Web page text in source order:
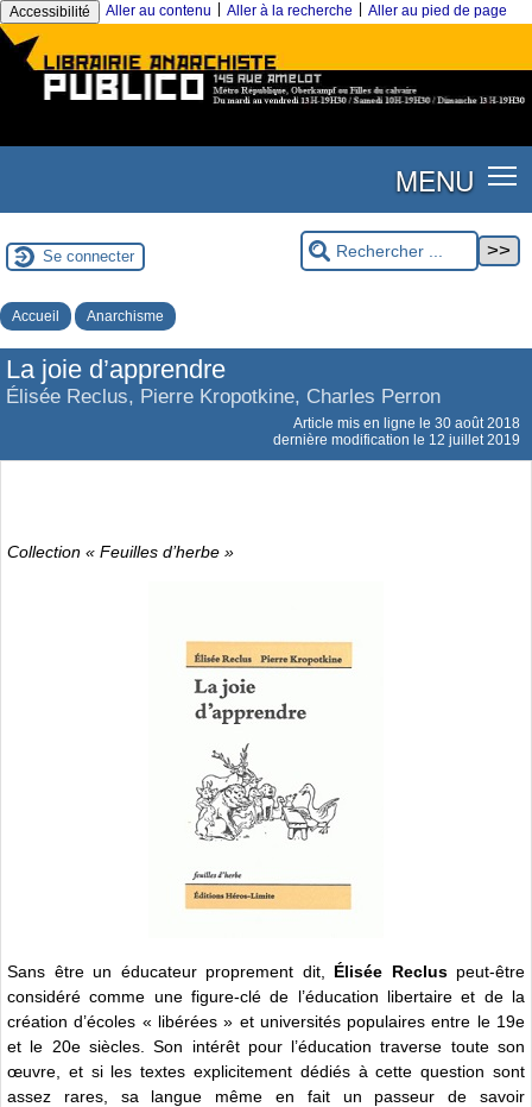
Accessibilité Aller au contenu Aller à la recherche Aller au pied de page
MENU
Se connecter
Accueil Anarchisme
La joie d’apprendre
Élisée Reclus, Pierre Kropotkine, Charles Perron
Article mis en ligne le 30 août 2018
dernière modification le 12 juillet 2019
Collection « Feuilles d’herbe »
Sans être un éducateur proprement dit, Élisée Recluspeut-être
considéré comme une figure-clé de l’éducation libertaire et de la
création d’écoles « libérées » et universités populaires entre le 19e
et le 20e siècles. Son intérêt pour l’éducation traverse toute son
œuvre, et si les textes explicitement dédiés à cette question sont
assez rares, sa langue même en fait un passeur de savoir